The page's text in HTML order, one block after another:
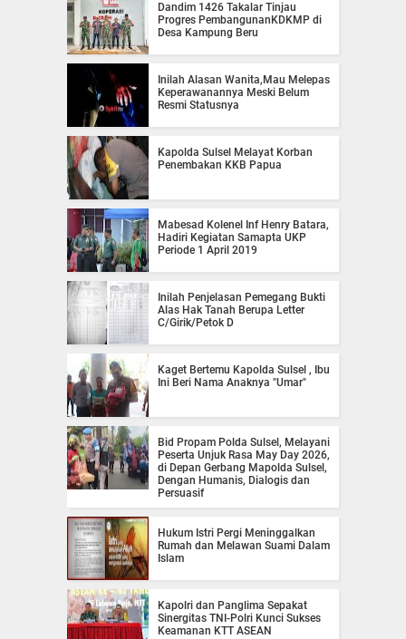
Dandim 1426 Takalar Tinjau
Progres PembangunanKDKMP di
Desa Kampung Beru
Inilah Alasan Wanita,Mau Melepas
Keperawanannya Meski Belum
Resmi Statusnya
Kapolda Sulsel Melayat Korban
Penembakan KKB Papua
Mabesad Kolenel Inf Henry Batara,
Hadiri Kegiatan Samapta UKP
Periode 1 April 2019
Inilah Penjelasan Pemegang Bukti
Alas Hak Tanah Berupa Letter
C/Girik/Petok D
Kaget Bertemu Kapolda Sulsel , Ibu
Ini Beri Nama Anaknya "Umar"
Bid Propam Polda Sulsel, Melayani
Peserta Unjuk Rasa May Day 2026,
di Depan Gerbang Mapolda Sulsel,
Dengan Humanis, Dialogis dan
Persuasif
Hukum Istri Pergi Meninggalkan
Rumah dan Melawan Suami Dalam
Islam
Kapolri dan Panglima Sepakat
Sinergitas TNI-Polri Kunci Sukses
Keamanan KTT ASEAN